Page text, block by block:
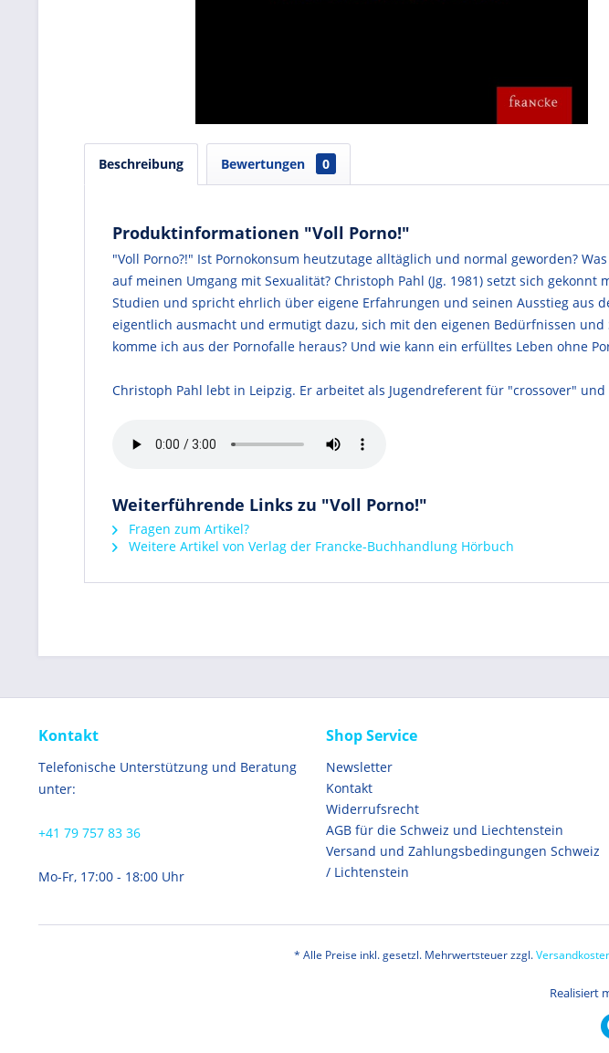
Beschreibung Bewertungen 0
Produktinformationen "Voll Porno!"
"Voll Porno?!" Ist Pornokonsum heutzutage alltäglich und normal geworden?
auf meinen Umgang mit Sexualität? Christoph Pahl (Jg. 1981) setzt sich
Studien und spricht ehrlich über eigene Erfahrungen und seinen Ausstieg aus
eigentlich ausmacht und ermutigt dazu, sich mit den eigenen Bedürfnissen
komme ich aus der Pornofalle heraus? Und wie kann ein erfülltes Leben ohne
Christoph Pahl lebt in Leipzig. Er arbeitet als Jugendreferent für "crossover"
Weiterführende Links zu "Voll Porno!"
Fragen zum Artikel?
Weitere Artikel von Verlag der Francke-Buchhandlung Hörbuch
Kontakt
Telefonische Unterstützung und Beratung
unter:
+41 79 757 83 36
Mo-Fr, 17:00 - 18:00 Uhr
Shop Service
Newsletter
Kontakt
Widerrufsrecht
AGB für die Schweiz und Liechtenstein
Versand und Zahlungsbedingungen Schweiz
/ Lichtenstein
* Alle Preise inkl. gesetzl. Mehrwertsteuer zzgl.
Realisiert